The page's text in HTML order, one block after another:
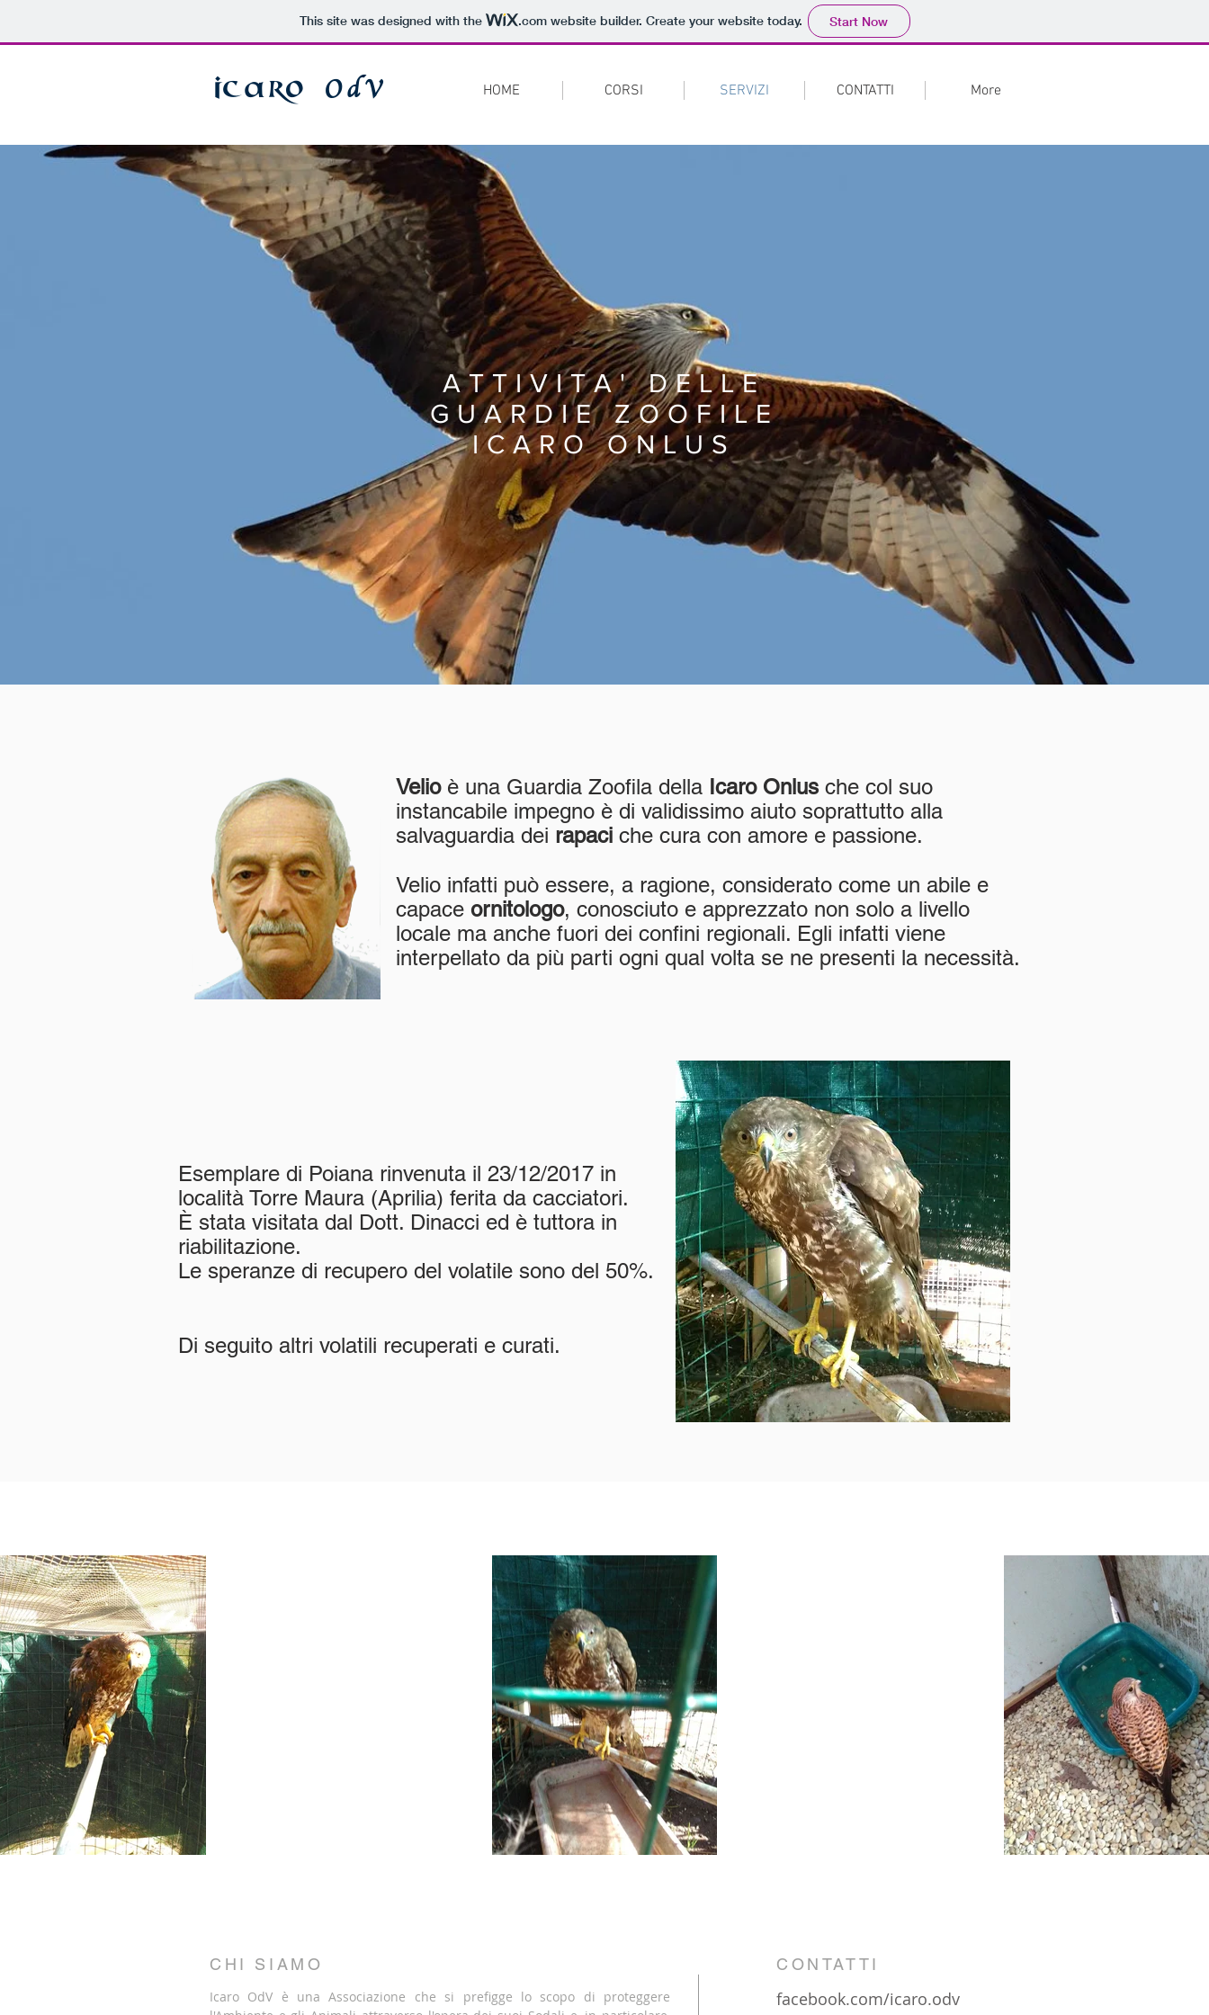
This site was designed with the .comwebsite builder. Create your website today. Start Now
ICARO OdV HOME CORSI SERVIZI CONTATTI More
ATTIVITA' DELLE
GUARDIE ZOOFILE
ICARO ONLUS
Velioè una Guardia Zoofila della Icaro Onlus che col suo
instancabile impegno è di validissimo aiuto soprattutto alla
salvaguardia dei rapaci che cura con amore e passione.
Velio infatti può essere, a ragione, considerato come un abile e
capace ornitologo, conosciuto e apprezzato non solo a livello
locale ma anche fuori dei confini regionali. Egli infatti viene
interpellato da più parti ogni qual volta se ne presenti la necessità.
Esemplare di Poiana rinvenuta il 23/12/2017 in
località Torre Maura (Aprilia) ferita da cacciatori.
È stata visitata dal Dott. Dinacci ed è tuttora in
riabilitazione.
Le speranze di recupero del volatile sono del 50%.
Di seguito altri volatili recuperati e curati.
CHI SIAMO
Icaro OdV è una Associazione che si prefigge lo scopo di proteggere
CONTATTI
facebook.com/icaro.odv